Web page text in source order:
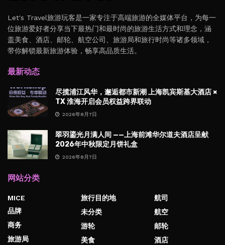
Let's Travel旅游玩客是一家专注于高端旅游的全媒体平台，为每一
位旅游爱好者分享当下最热门和最时尚的旅游生活方式和理念，涵
盖美食、酒店、邮轮、航空公司、旅游局和旅行时尚等诸多领域，
带你解锁最新旅游体验，畅享高品质生活。
最新动态
尽揽浦江风华，邂逅都市新潮 上海凯宾斯基大酒店 ×
TX 淮海开启会员权益跨界联动
2026年8月7日
翠羽鎏光月满人间 ——上海前滩华尔道夫酒店呈献
2026年中秋限定月饼礼盒
2026年8月7日
网站分类
MICE
品牌
商务
旅游局
旅行目的地
未分类
游轮
美食
航司
航空
邮轮
酒店